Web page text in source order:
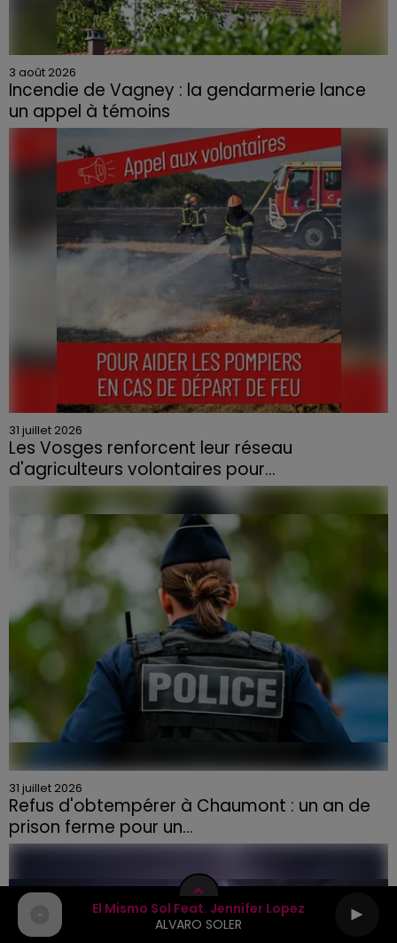
El Mismo Sol Feat. Jennifer Lopez
ALVARO SOLER
3 août 2026
Incendie de Vagney : la gendarmerie lance
un appel à témoins
31 juillet 2026
Les Vosges renforcent leur réseau
d'agriculteurs volontaires pour...
31 juillet 2026
Refus d'obtempérer à Chaumont : un an de
prison ferme pour un...